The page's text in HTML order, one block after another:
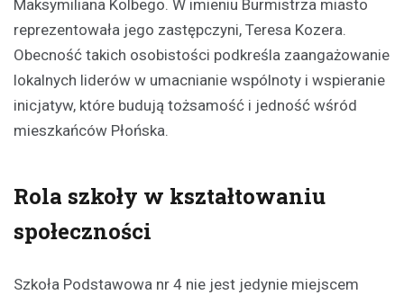
Maksymiliana Kolbego. W imieniu Burmistrza miasto
reprezentowała jego zastępczyni, Teresa Kozera.
Obecność takich osobistości podkreśla zaangażowanie
lokalnych liderów w umacnianie wspólnoty i wspieranie
inicjatyw, które budują tożsamość i jedność wśród
mieszkańców Płońska.
Rola szkoły w kształtowaniu
społeczności
Szkoła Podstawowa nr 4 nie jest jedynie miejscem